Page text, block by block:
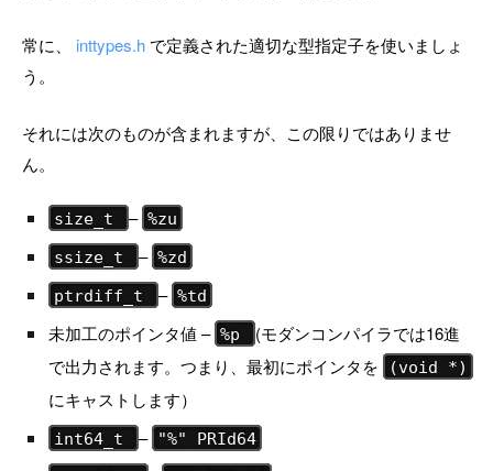
常に、 inttypes.h で定義された適切な型指定子を使いましょ
う。
それには次のものが含まれますが、この限りではありませ
ん。
size_t – %zu
ssize_t
– %zd
ptrdiff_t
– %td
未加工のポインタ値 – %p
(モダンコンパイラでは16進
で出力されます。つまり、最初にポインタを
(void *)
にキャストします）
int64_t – "%" PRId64